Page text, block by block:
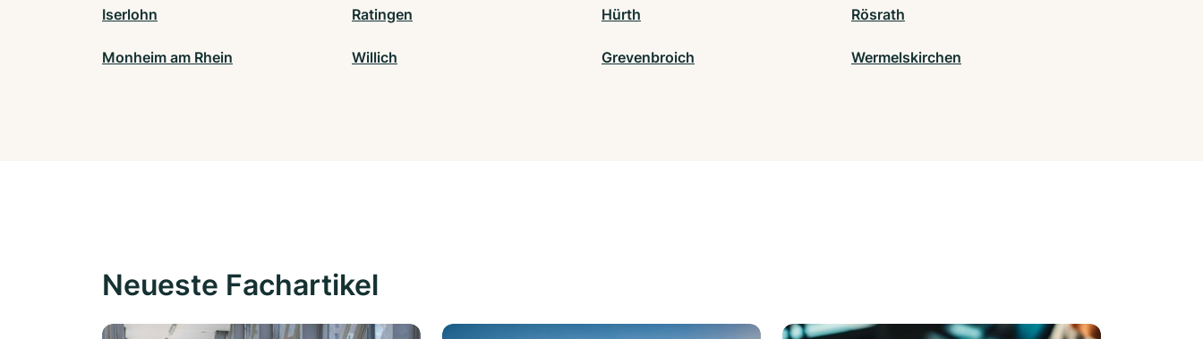
Iserlohn Ratingen Hürth Rösrath
Monheim am Rhein Willich Grevenbroich Wermelskirchen
Neueste Fachartikel